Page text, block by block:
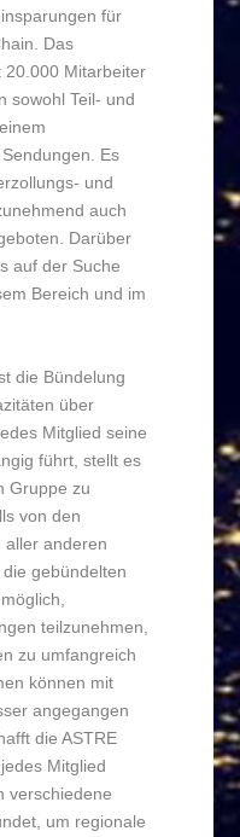
für
Das
20.000 Mitarbeiter
sowohl Teil- und
Es
und
auch
Darüber
auf der Suche
Bereich und im
die Bündelung
über
Mitglied seine
führt, stellt es
Gruppe zu
von den
aller anderen
gebündelten
teilzunehmen,
zu umfangreich
können mit
angegangen
die ASTRE
Mitglied
verschiedene
um regionale